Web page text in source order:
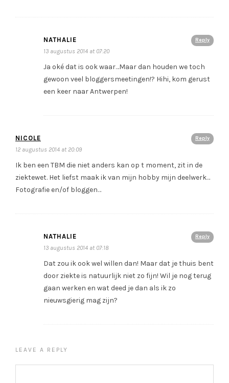
Reply
NATHALIE
13 augustus 2014 at 07:20
Ja oké dat is ook waar…Maar dan houden we toch
gewoon veel bloggersmeetingen!? Hihi, kom gerust
een keer naar Antwerpen!
Reply
NICOLE
12 augustus 2014 at 20:09
Ik ben een TBM die niet anders kan op t moment, zit in de
ziektewet. Het liefst maak ik van mijn hobby mijn deelwerk…
Fotografie en/of bloggen…
Reply
NATHALIE
13 augustus 2014 at 07:18
Dat zou ik ook wel willen dan! Maar dat je thuis bent
door ziekte is natuurlijk niet zo fijn! Wil je nog terug
gaan werken en wat deed je dan als ik zo
nieuwsgierig mag zijn?
LEAVE A REPLY